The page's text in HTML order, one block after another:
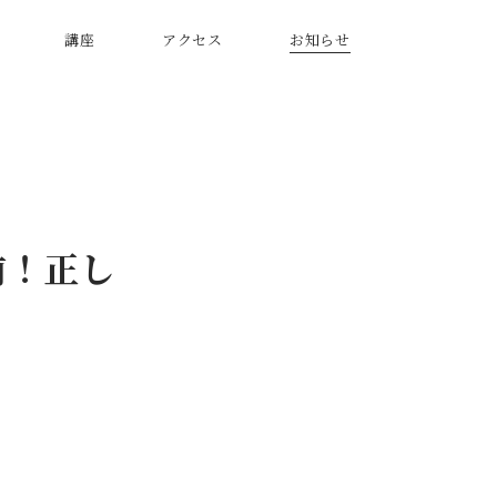
講座 アクセス お知らせ
正し